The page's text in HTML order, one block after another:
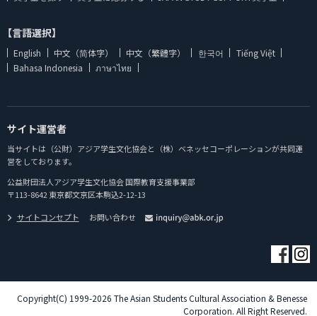
【言語選択】
English 中文（简体字） 中文（繁體字） 한국어
Tiếng Việt
Bahasa Indonesia
ภาษาไทย
サイト運営者
当サイトは（公財）アジア学生文化協会と（株）ベネッセコーポレーションが共同運
営をしております。
公益財団法人アジア学生文化協会 国際教育支援事業部
〒113-8642 東京都文京区本駒込2-12-13
サイトコンセプト
お問い合わせ
Copyright(C) 1999-2026 The Asian Students Cultural Association & Benesse
Corporation. All Right Reserved.